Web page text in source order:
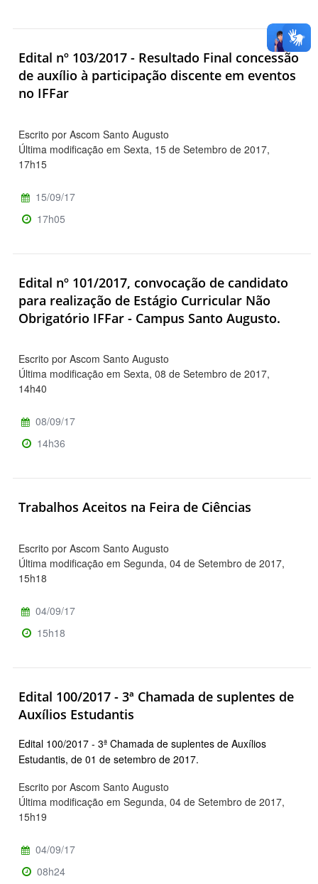
Edital nº 103/2017 - Resultado Final concessão
de auxílio à participação discente em eventos
no IFFar
Escrito por Ascom Santo Augusto
Última modificação em Sexta, 15 de Setembro de 2017,
17h15
15/09/17
17h05
Edital nº 101/2017, convocação de candidato
para realização de Estágio Curricular Não
Obrigatório IFFar - Campus Santo Augusto.
Escrito por Ascom Santo Augusto
Última modificação em Sexta, 08 de Setembro de 2017,
14h40
08/09/17
14h36
Trabalhos Aceitos na Feira de Ciências
Escrito por Ascom Santo Augusto
Última modificação em Segunda, 04 de Setembro de 2017,
15h18
04/09/17
15h18
Edital 100/2017 - 3ª Chamada de suplentes de
Auxílios Estudantis
Edital 100/2017 - 3ª Chamada de suplentes de Auxílios
Estudantis, de 01 de setembro de 2017.
Escrito por Ascom Santo Augusto
Última modificação em Segunda, 04 de Setembro de 2017,
15h19
04/09/17
08h24